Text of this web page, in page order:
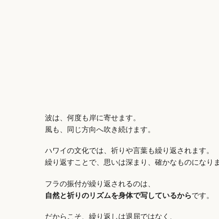
波は、何度も岸に寄せます。
風も、同じ方向へ吹き続けます。
ハワイの文化では、祈りや言葉も繰り返されます。
繰り返すことで、思いは深まり、確かなものになり
フラの振付が繰り返されるのは、
自然と祈りのリズムを身体で写しているからです。
だからこそ、繰り返しは退屈ではなく、